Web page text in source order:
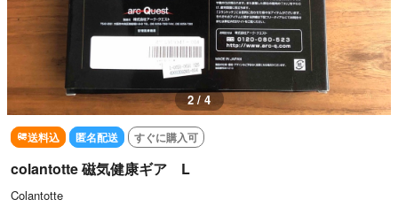
2 / 4
送料込 匿名配送 すぐに購入可
colantotte 磁気健康ギア L
Colantotte